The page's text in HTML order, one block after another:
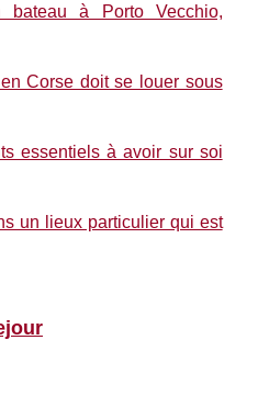
bateau à Porto Vecchio,
Corse doit se louer sous
essentiels à avoir sur soi
un lieux particulier qui est